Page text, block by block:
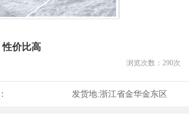
性价比高
浏览次数： 290次
发货地:浙江省金华金东区